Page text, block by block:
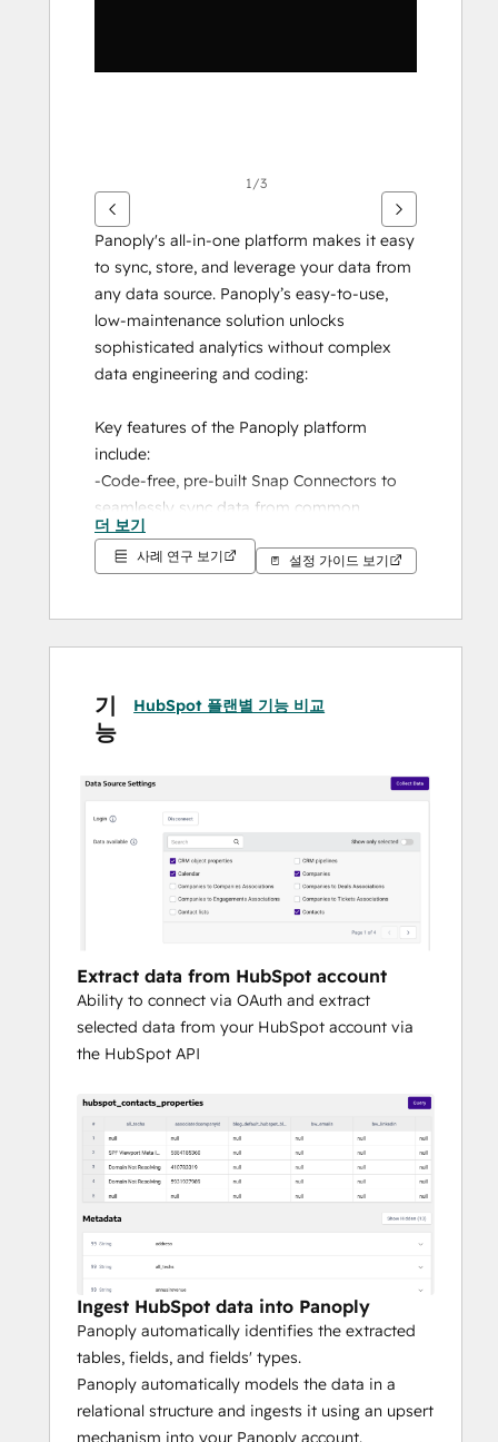
키
시
오.
1/3
Panoply's all-in-one platform makes it easy
to sync, store, and leverage your data from
any data source. Panoply’s easy-to-use,
low-maintenance solution unlocks
sophisticated analytics without complex
data engineering and coding:
Key features of the Panoply platform
include:
-Code-free, pre-built Snap Connectors to
seamlessly sync data from common
sources
-Flex Connector to connect almost any
-Automated data warehouse configuration
-In-platform dashboards for faster,
actionable data insights
-Connections to all major BI and analytical
You can leverage the power of Panoply’s
HubSpot integration to ingest data from
your HubSpot instance into your Panoply
account for your most sophisticated
To experience Panoply firsthand and how it
integrates with HubSpot, request a
personalized demo here.
더 보기
사례 연구 보기 설정 가이드 보기
기
능
HubSpot 플랜별 기능 비교
Extract data from HubSpot account
Ability to connect via OAuth and extract
selected data from your HubSpot account via
the HubSpot API
Ingest HubSpot data into Panoply
Panoply automatically identifies the extracted
tables, fields, and fields' types.
Panoply automatically models the data in a
relational structure and ingests it using an upsert
mechanism into your Panoply account.